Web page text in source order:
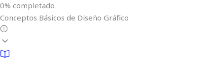
0% completado
Conceptos Básicos de Diseño Gráfico